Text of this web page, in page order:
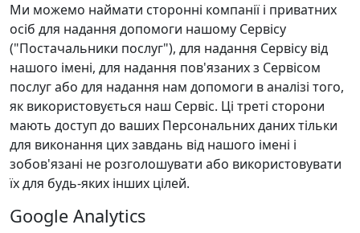
Ми можемо наймати сторонні компанії і приватних
осіб для надання допомоги нашому Сервісу
("Постачальники послуг"), для надання Сервісу від
нашого імені, для надання пов'язаних з Сервісом
послуг або для надання нам допомоги в аналізі того,
як використовується наш Сервіс. Ці треті сторони
мають доступ до ваших Персональних даних тільки
для виконання цих завдань від нашого імені і
зобов'язані не розголошувати або використовувати
їх для будь-яких інших цілей.
Google Analytics